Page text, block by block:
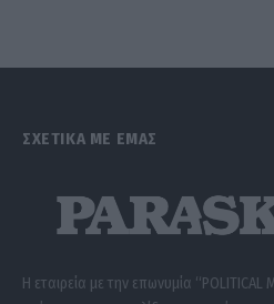
ΣΧΕΤΙΚΑ ΜΕ ΕΜΑΣ
Η εταιρεία με την επωνυμία “POLITICAL